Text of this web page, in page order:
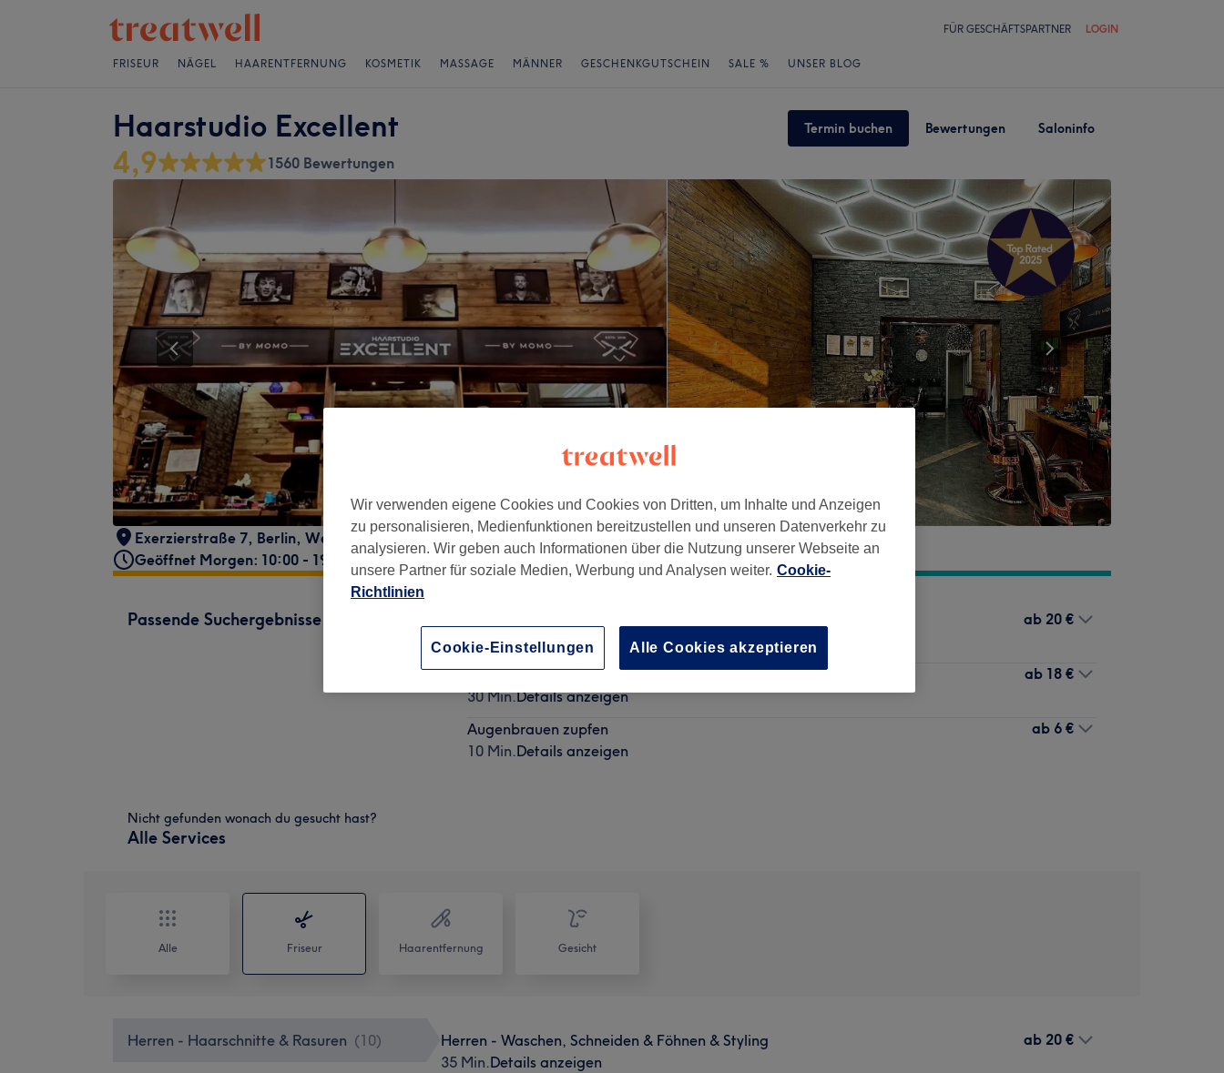
FÜR GESCHÄFTSPARTNER LOGIN
FRISEUR NÄGEL HAARENTFERNUNG KOSMETIK MASSAGE MÄNNER GESCHENKGUTSCHEIN SALE % UNSER BLOG
Haarstudio Excellent Termin buchen Bewertungen Saloninfo
4,9 1560 Bewertungen
Exerzierstraße 7, Berlin, Wedding , 13357
Geöffnet Morgen: 10:00 - 19:00
Passende Suchergebnisse
35 Min.Details anzeigen
ab 20 €
Herren - Trockenhaarschnitt & Föhnen & Styling
30 Min.Details anzeigen
ab 18 €
Augenbrauen zupfen
10 Min.Details anzeigen
ab 6 €
Nicht gefunden wonach du gesucht hast?
Alle Services
Alle Friseur Haarentfernung Gesicht
Herren - Haarschnitte & Rasuren (10)
Herren - Waschen, Schneiden & Föhnen & Styling
35 Min.Details anzeigen
ab 20 €
Wir verwenden eigene Cookies und Cookies von Dritten, um Inhalte und Anzeigen
zu personalisieren, Medienfunktionen bereitzustellen und unseren Datenverkehr zu
analysieren. Wir geben auch Informationen über die Nutzung unserer Webseite an
unsere Partner für soziale Medien, Werbung und Analysen weiter. Cookie-
Richtlinien
Cookie-Einstellungen Alle Cookies akzeptieren